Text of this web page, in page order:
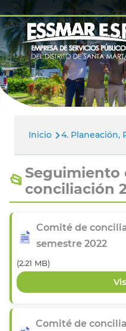
Pasar al contenido
Buscar
Navegación
principal
Inicio
Nosotros
Servicios
Paga tu factura
Ruta
de
navegación
Inicio 4. Planeación,
Seguimiento
conciliación
Comité de
semestre 2022
(2.21 MB)
Comité de